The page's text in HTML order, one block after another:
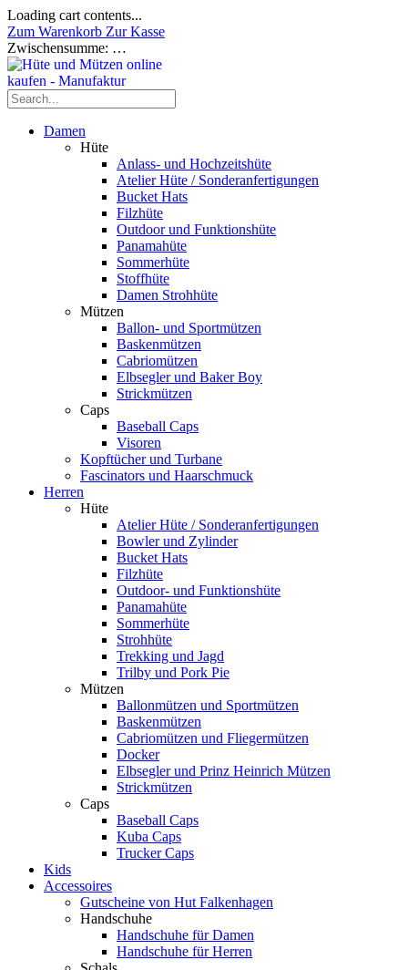
Loading cart contents...
Zum Warenkorb Zur Kasse
Zwischensumme: …
Damen
Hüte
Anlass- und Hochzeitshüte
Atelier Hüte / Sonderanfertigungen
Bucket Hats
Filzhüte
Outdoor und Funktionshüte
Panamahüte
Sommerhüte
Stoffhüte
Damen Strohhüte
Mützen
Ballon- und Sportmützen
Baskenmützen
Cabriomützen
Elbsegler und Baker Boy
Strickmützen
Caps
Baseball Caps
Visoren
Kopftücher und Turbane
Fascinators und Haarschmuck
Herren
Hüte
Atelier Hüte / Sonderanfertigungen
Bowler und Zylinder
Bucket Hats
Filzhüte
Outdoor- und Funktionshüte
Panamahüte
Sommerhüte
Strohhüte
Trekking und Jagd
Trilby und Pork Pie
Mützen
Ballonmützen und Sportmützen
Baskenmützen
Cabriomützen und Fliegermützen
Docker
Elbsegler und Prinz Heinrich Mützen
Strickmützen
Caps
Baseball Caps
Kuba Caps
Trucker Caps
Kids
Accessoires
Gutscheine von Hut Falkenhagen
Handschuhe
Handschuhe für Damen
Handschuhe für Herren